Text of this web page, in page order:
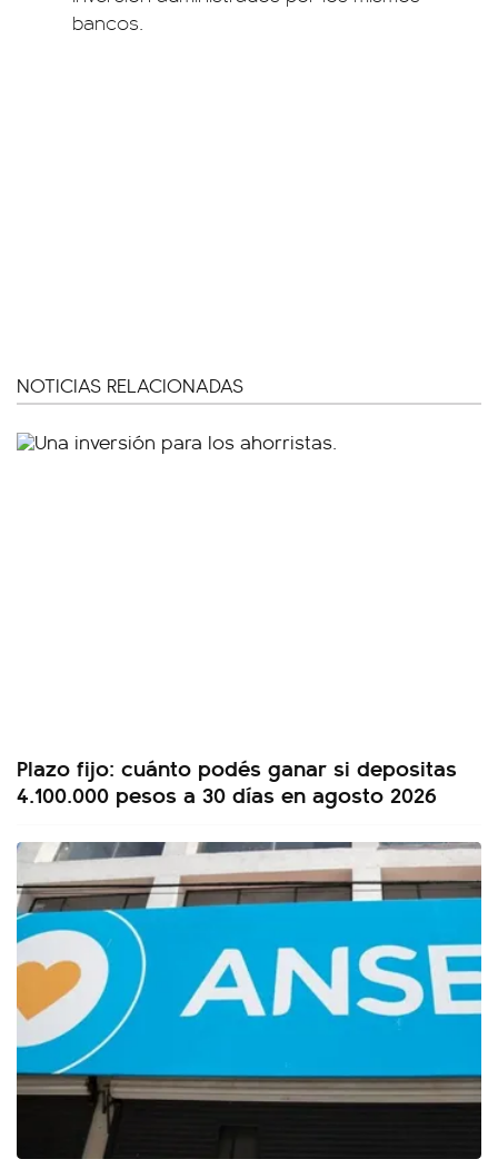
bancos.
NOTICIAS RELACIONADAS
Plazo fijo: cuánto podés ganar si depositas
4.100.000 pesos a 30 días en agosto 2026